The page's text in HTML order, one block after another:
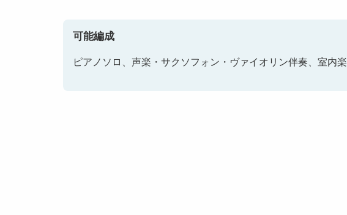
可能編成
ピアノソロ、声楽・サクソフォン・ヴァイオリン伴奏、室内楽